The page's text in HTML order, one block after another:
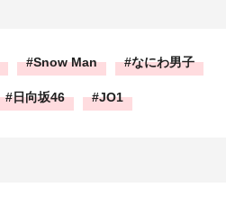
Snow Man なにわ男子
日向坂46 JO1